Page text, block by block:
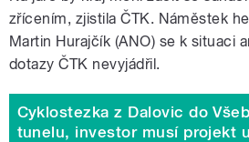
zřícením, zjistila ČTK. Náměstek
Martin Hurajčík (ANO) se k situaci
dotazy ČTK nevyjádřil.
Cyklostezka z Dalovic do
tunelu, investor musí projekt